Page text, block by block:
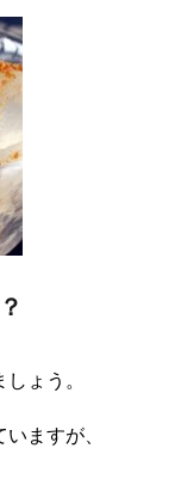
ょう。
ますが、